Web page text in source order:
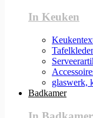
In Keuken
glaswerk,
Badkamer